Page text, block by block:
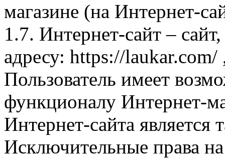
магазине (на Интернет-
1.7. Интернет-сайт –
адресу: https://laukar.com/
Пользователь имеет
функционалу Интернет-
Интернет-сайта
Исключительные права